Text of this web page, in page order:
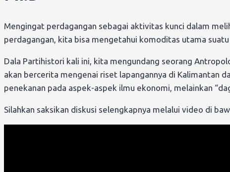
Mengingat perdagangan sebagai aktivitas kunci dalam
perdagangan, kita bisa mengetahui komoditas utama
Dala Partihistori kali ini, kita mengundang seorang
akan bercerita mengenai riset lapangannya di Kalimantan
penekanan pada aspek-aspek ilmu ekonomi, melainkan
Silahkan saksikan diskusi selengkapnya melalui video di